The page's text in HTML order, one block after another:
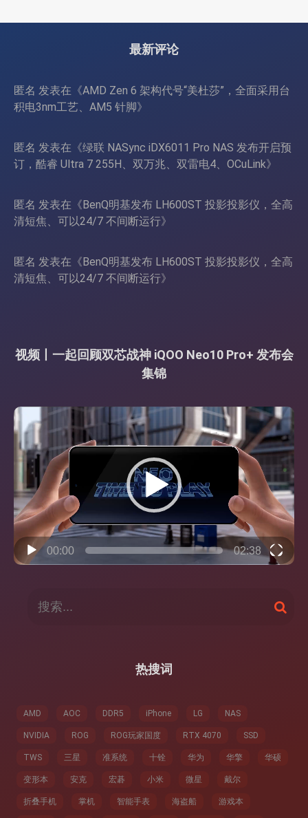
最新评论
匿名 发表在《AMD Zen 6 架构代号“美杜莎”，全面采用台
积电3nm工艺、AM5 针脚》
匿名 发表在《绿联 NASync iDX6011 Pro NAS 发布开启预
订，酷睿 Ultra 7 255H、双万兆、双雷电4、OCuLink》
匿名 发表在《BenQ明基发布 LH600ST 投影投影仪，全高
清短焦、可以24/7 不间断运行》
匿名 发表在《BenQ明基发布 LH600ST 投影投影仪，全高
清短焦、可以24/7 不间断运行》
视频丨一起回顾双芯战神 iQOO Neo10 Pro+ 发布会
集锦
视
频
播
放
00:00 02:38
搜
索
热搜词
AMD AOC DDR5 iPhone LG NAS
NVIDIA ROG ROG玩家国度 RTX 4070 SSD
TWS 三星 准系统 十铨 华为 华擎 华硕
变形本 安克 宏碁 小米 微星 戴尔
折叠手机 掌机 智能手表 海盗船 游戏本